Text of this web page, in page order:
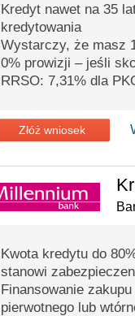
Kredyt nawet na 35
kredytowania
Wystarczy, że masz
0% prowizji – jeśli
RRSO: 7,31% dla
Złóż wniosek
Kwota kredytu do
stanowi
Finansowanie
pierwotnego lub